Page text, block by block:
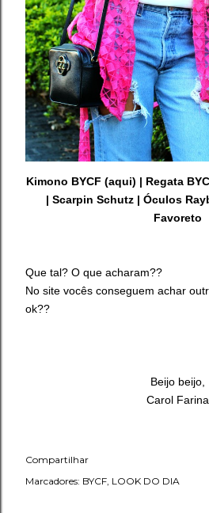
Kimono BYCF (aqui) | Regata
| Scarpin Schutz | Óculos
Favoreto
Que tal? O que acharam??
No site vocês conseguem achar
ok??
Beijo beijo,
Carol Farina
Compartilhar
Marcadores: BYCF LOOK DO DIA